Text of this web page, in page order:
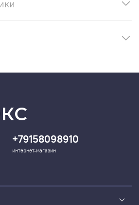
+79158098910
интернет-магазин